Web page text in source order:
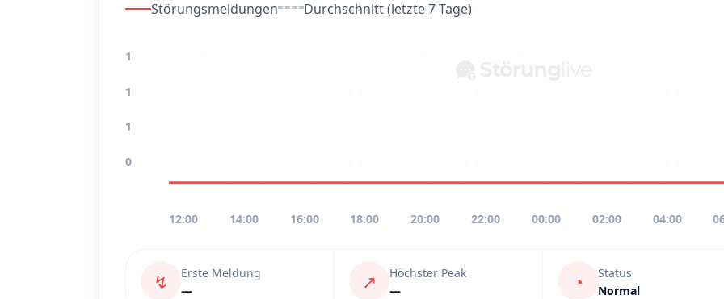
Störungsmeldungen Durchschnitt (letzte 7 Tage)
1
1
1
0
12:00 14:00 16:00 18:00 20:00 22:00 00:00 02:00 04:00
↯
Erste Meldung
—
↗
Höchster Peak
—
◔
Status
Normal